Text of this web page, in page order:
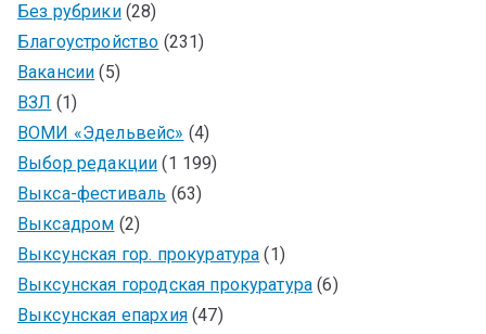
Без рубрики(28)
Благоустройство (231)
Вакансии (5)
ВЗЛ (1)
ВОМИ «Эдельвейс» (4)
Выбор редакции (1 199)
Выкса-фестиваль (63)
Выксадром (2)
Выксунская гор. прокуратура (1)
Выксунская городская прокуратура (6)
Выксунская епархия(47)